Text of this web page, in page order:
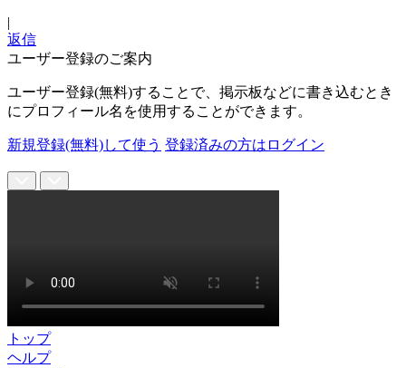
|
返信
ユーザー登録のご案内
ユーザー登録(無料)することで、掲示板などに書き込むとき
にプロフィール名を使用することができます。
新規登録(無料)して使う 登録済みの方はログイン
トップ
ヘルプ